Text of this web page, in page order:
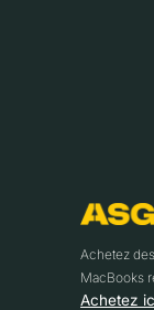
Achetez
MacBooks
Achetez